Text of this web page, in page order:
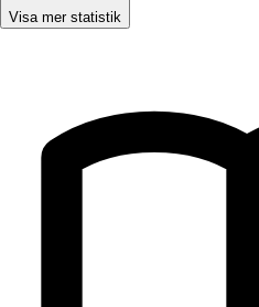
Visa mer statistik